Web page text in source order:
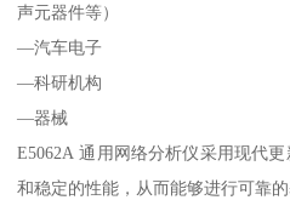
声元器件等）
—汽车电子
—科研机构
—器械
E5062A 通用网络分析仪采用现代
和稳定的性能，从而能够进行可靠